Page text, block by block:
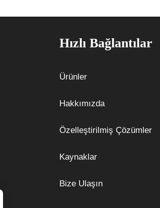
Hızlı Bağlantılar
Ürünler
Hakkımızda
Özelleştirilmiş Çözümler
Kaynaklar
Bize Ulaşın